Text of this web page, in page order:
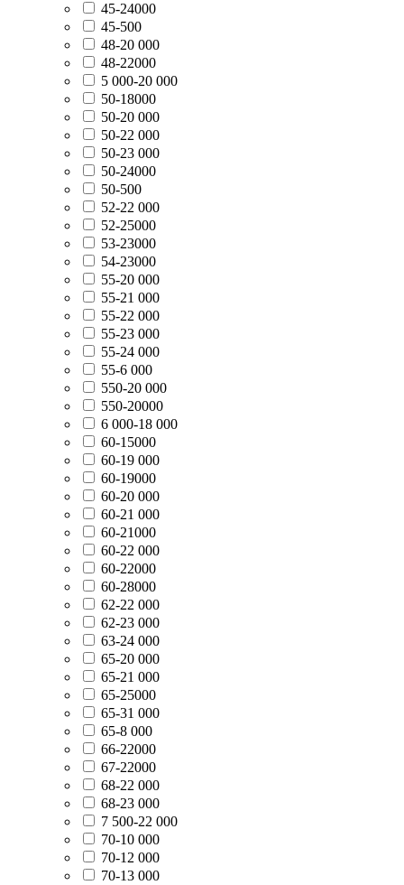
45-24000
45-500
48-20 000
48-22000
5 000-20 000
50-18000
50-20 000
50-22 000
50-23 000
50-24000
50-500
52-22 000
52-25000
53-23000
54-23000
55-20 000
55-21 000
55-22 000
55-23 000
55-24 000
55-6 000
550-20 000
550-20000
6 000-18 000
60-15000
60-19 000
60-19000
60-20 000
60-21 000
60-21000
60-22 000
60-22000
60-28000
62-22 000
62-23 000
63-24 000
65-20 000
65-21 000
65-25000
65-31 000
65-8 000
66-22000
67-22000
68-22 000
68-23 000
7 500-22 000
70-10 000
70-12 000
70-13 000